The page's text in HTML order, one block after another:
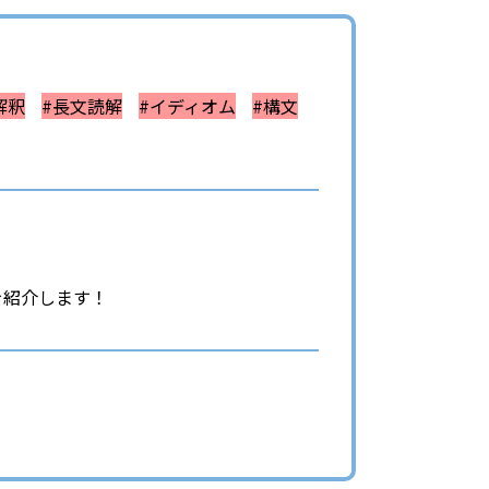
釈 #長文読解 #イディオム #構文
介します！